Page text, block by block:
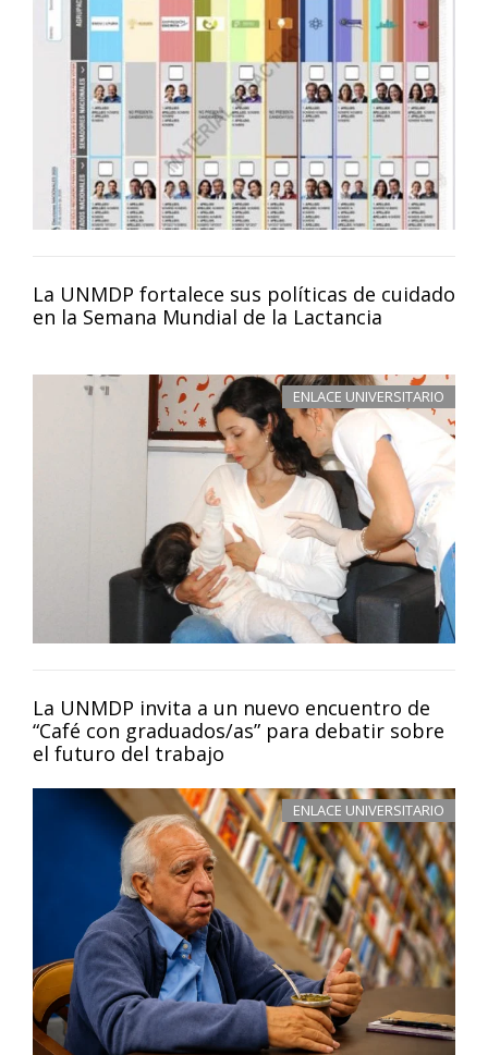
La UNMDP fortalece sus políticas de cuidado
en la Semana Mundial de la Lactancia
ENLACE UNIVERSITARIO
La UNMDP invita a un nuevo encuentro de
“Café con graduados/as” para debatir sobre
el futuro del trabajo
ENLACE UNIVERSITARIO